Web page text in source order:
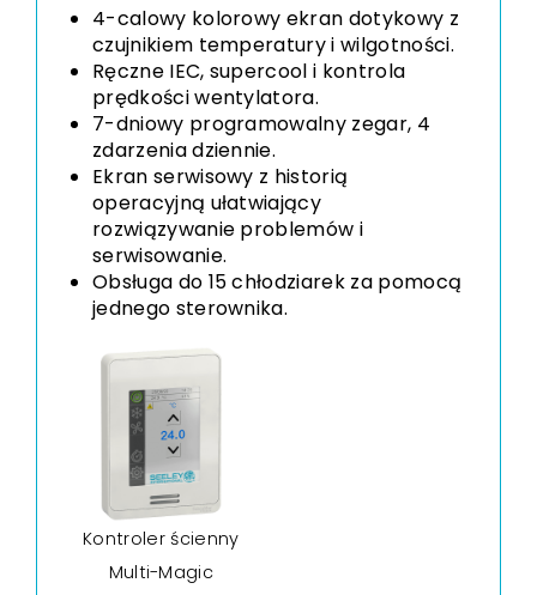
4-calowy kolorowy ekran dotykowy z
czujnikiem temperatury i wilgotności.
Ręczne IEC, supercool i kontrola
prędkości wentylatora.
7-dniowy programowalny zegar, 4
zdarzenia dziennie.
Ekran serwisowy z historią
operacyjną ułatwiający
rozwiązywanie problemów i
serwisowanie.
Obsługa do 15 chłodziarek za pomocą
jednego sterownika.
Kontroler ścienny
Multi-Magic